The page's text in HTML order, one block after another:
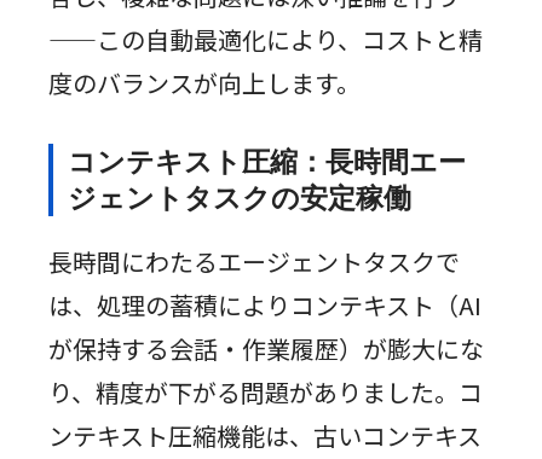
——この自動最適化により、コストと精
度のバランスが向上します。
コンテキスト圧縮：長時間エー
ジェントタスクの安定稼働
長時間にわたるエージェントタスクで
は、処理の蓄積によりコンテキスト（AI
が保持する会話・作業履歴）が膨大にな
り、精度が下がる問題がありました。コ
ンテキスト圧縮機能は、古いコンテキス